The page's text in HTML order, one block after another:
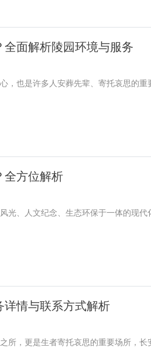
面解析陵园环境与服务
，也是许多人安葬先辈、寄托哀思的重
全方位解析
光、人文纪念、生态环保于一体的现代
详情与联系方式解析
所，更是生者寄托哀思的重要场所，长